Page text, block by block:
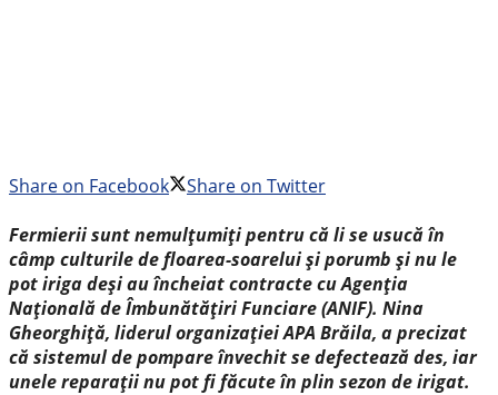
Share on Facebook
Share on Twitter
Fermierii sunt nemulțumiți pentru că li se usucă în
câmp culturile de floarea-soarelui și porumb și nu le
pot iriga deși au încheiat contracte cu Agenția
Națională de Îmbunătățiri Funciare (ANIF). Nina
Gheorghiță, liderul organizației APA Brăila, a precizat
că sistemul de pompare învechit se defectează des, iar
unele reparații nu pot fi făcute în plin sezon de irigat.